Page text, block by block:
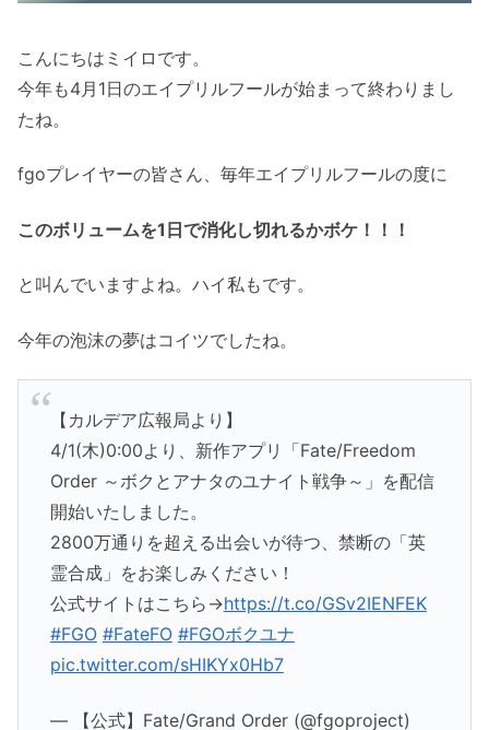
こんにちはミイロです。
今年も4月1日のエイプリルフールが始まって終わりまし
たね。
fgoプレイヤーの皆さん、毎年エイプリルフールの度に
このボリュームを1日で消化し切れるかボケ！！！
と叫んでいますよね。ハイ私もです。
今年の泡沫の夢はコイツでしたね。
【カルデア広報局より】
4/1(木)0:00より、新作アプリ「Fate/Freedom
Order ～ボクとアナタのユナイト戦争～」を配信
開始いたしました。
2800万通りを超える出会いが待つ、禁断の「英
霊合成」をお楽しみください！
公式サイトはこちら→https://t.co/GSv2IENFEK
#FGO #FateFO #FGOボクユナ
pic.twitter.com/sHIKYx0Hb7
— 【公式】Fate/Grand Order (@fgoproject)